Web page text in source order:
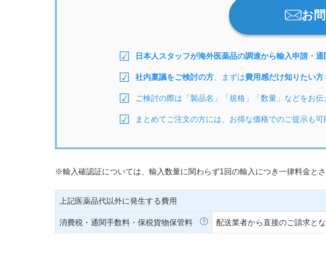
お
日本人スタッフが海外医薬品の調達から輸入申請・
社内稟議をご検討の方 、まずは費用感だけ知りたい方
ご検討の際は「製品名」「規格」「数量」などをお伝
まとめてご注文の方には、お得な価格でのご提示も
※輸入確認証については、輸入数量に関わらず1回の輸入につき一律料金とさ
上記医薬品代以外に発生する費用
消費税・通関手数料・保税貨物保管料 配送業者から直接のご請求とな